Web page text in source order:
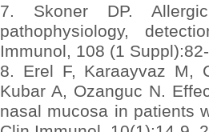
7. Skoner DP.
pathophysiology,
Immunol, 108 (1
8. Erel F, Karaayvaz M,
Kubar A, Ozanguc N.
nasal mucosa in patients